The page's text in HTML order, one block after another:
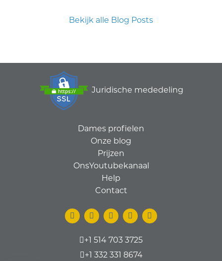
Bekijk alle Blog Posts
Juridische mededeling
Dames profielen
Onze blog
Prijzen
OnsYoutubekanaal
Help
Contact
+1 514 703 3725
+1 332 331 8674